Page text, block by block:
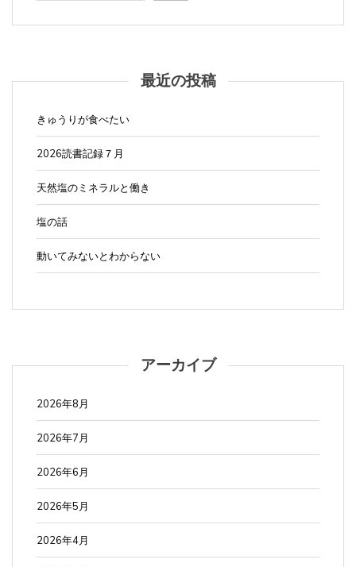
送
最近の投稿
きゅうりが食べたい
2026読書記録７月
天然塩のミネラルと働き
塩の話
動いてみないとわからない
アーカイブ
2026年8月
2026年7月
2026年6月
2026年5月
2026年4月